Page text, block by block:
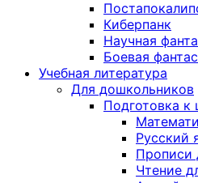
Киберпанк
Научная
Боевая
Учебная литература
Для дошкольников
Подготовка к
Русский
Прописи
Чтение